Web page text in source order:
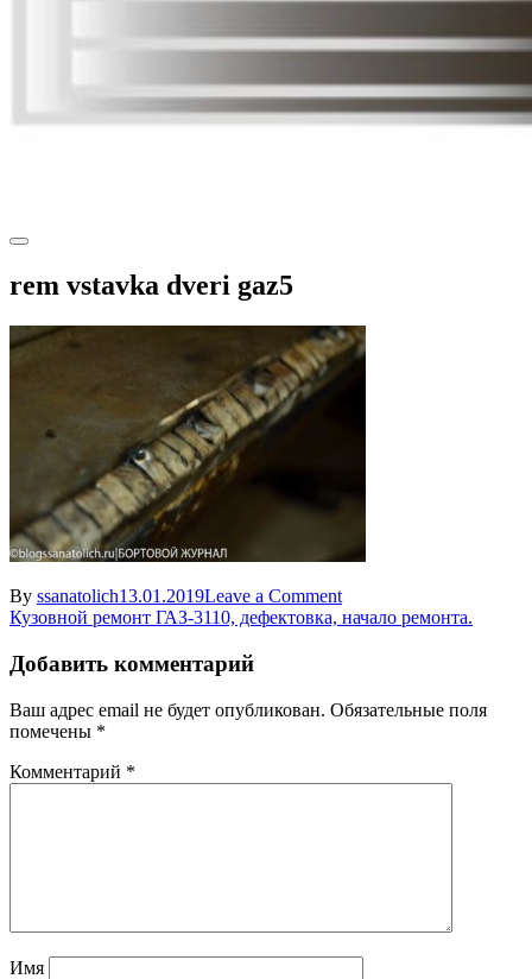
rem vstavka dveri gaz5
By ssanatolich13.01.2019Leave a Commenton
rem
Навигация
по
записям
Кузовной ремонт ГАЗ-3110, дефектовка, начало ремонта.
Добавить комментарий
Ваш адрес email не будет опубликован. Обязательные поля
помечены *
Комментарий *
Имя